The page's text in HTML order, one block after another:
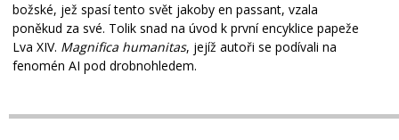
božské, jež spasí tento svět jakoby en passant, vzala
poněkud za své. Tolik snad na úvod k první encyklice papeže
Lva XIV. Magnifica humanitas, jejíž autoři se podívali na
fenomén AI pod drobnohledem.